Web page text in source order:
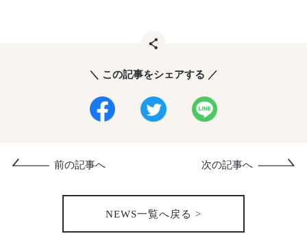
＼ この記事をシェアする ／
NEWS一覧へ戻る >
前の記事へ 次の記事へ